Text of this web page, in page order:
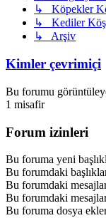
↳ Köpekler
↳ Kediler
↳ Arşiv
Kimler çevrimiçi
Bu forumu
1 misafir
Forum izinleri
Bu foruma yeni
Bu forumdaki
Bu forumdaki
Bu forumdaki
Bu foruma dosya